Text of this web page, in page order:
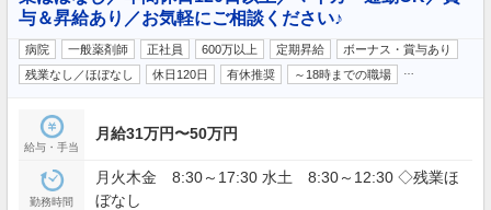
与＆昇給あり／お気軽にご相談ください♪
病院 一般薬剤師 正社員 600万以上 定期昇給
ボーナス・賞与あり
残業なし／ほぼなし
休日120日 有休推奨 ～18時までの職場
給与・手当
月給31万円〜50万円
勤務時間
月火木金 8:30～17:30 水土 8:30～12:30 ◇残業ほ
ぼなし